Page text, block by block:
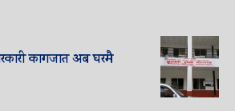
कागजात अब घरमै